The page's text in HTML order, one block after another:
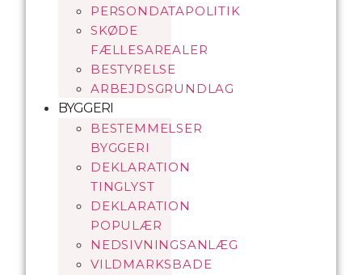
PERSONDATAPOLITIK
SKØDE
FÆLLESAREALER
BESTYRELSE
ARBEJDSGRUNDLAG
BYGGERI
BESTEMMELSER
BYGGERI
DEKLARATION
TINGLYST
DEKLARATION
POPULÆR
NEDSIVNINGSANLÆG
VILDMARKSBADE